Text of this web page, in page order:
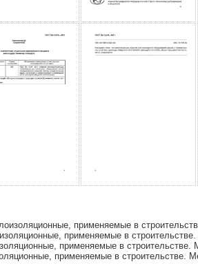
применяемые в
применяемые в
применяемые в
применяемые в строительстве.